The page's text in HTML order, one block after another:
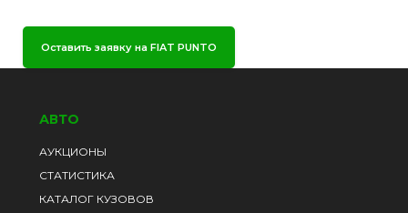
Оставить заявку на FIAT PUNTO
АВТО
АУКЦИОНЫ
СТАТИСТИКА
КАТАЛОГ КУЗОВОВ